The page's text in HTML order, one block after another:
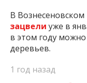
В
зацвели уже в
в этом году
деревьев.
1 год назад